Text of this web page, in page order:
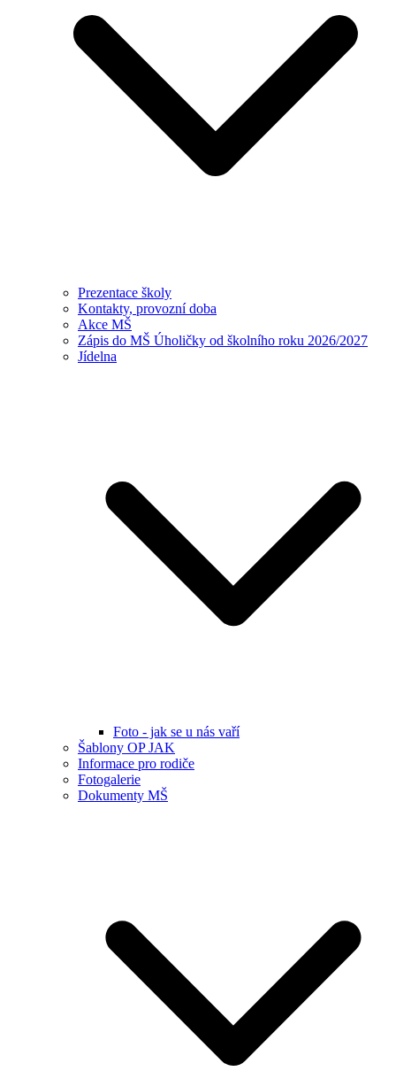
Prezentace školy
Kontakty, provozní doba
Akce MŠ
Zápis do MŠ Úholičky od školního roku 2026/2027
Jídelna
Foto - jak se u nás vaří
Šablony OP JAK
Informace pro rodiče
Fotogalerie
Dokumenty MŠ